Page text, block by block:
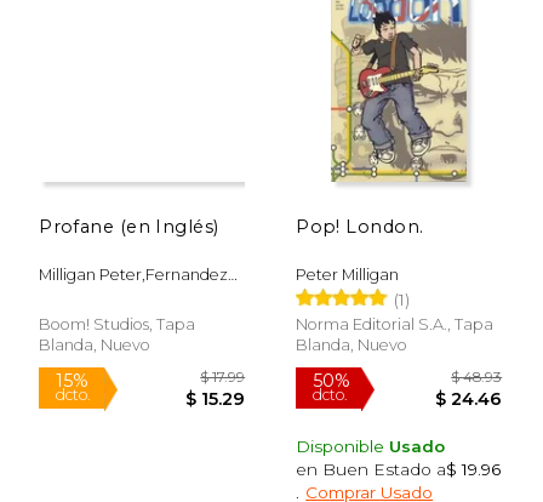
50%
dcto.
Profane (en Inglés)
Milligan Peter,Fernandez
Boom! Studios, Tapa
Blanda, Nuevo
Pop! London.
Peter Milligan
(1)
Norma Editorial S.A., Tapa
Blanda, Nuevo
Disponible Usado
en Buen Estado a$ 19.96
Comprar Usado